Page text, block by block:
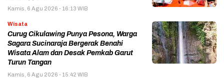
Kamis, 6 Agu 2026 - 16:13 WIB
Wisata
Curug Cikulawing Punya Pesona, Warga
Sagara Sucinaraja Bergerak Benahi
Wisata Alam dan Desak Pemkab Garut
Turun Tangan
Kamis, 6 Agu 2026 - 15:42 WIB